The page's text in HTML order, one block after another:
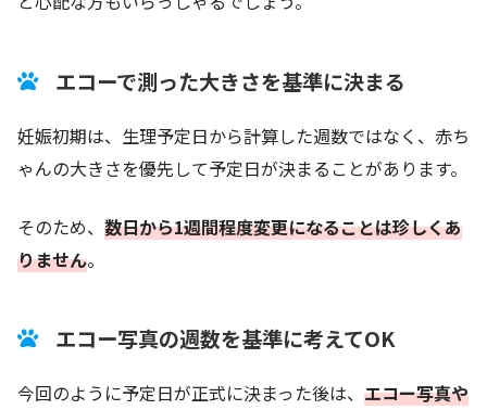
エコーで測った大きさを基準に決まる
妊娠初期は、生理予定日から計算した週数ではなく、赤ち
ゃんの大きさを優先して予定日が決まることがあります。
そのため、 数日から1週間程度変更になることは珍しくあ
りません。
エコー写真の週数を基準に考えてOK
今回のように予定日が正式に決まった後は、 エコー写真や